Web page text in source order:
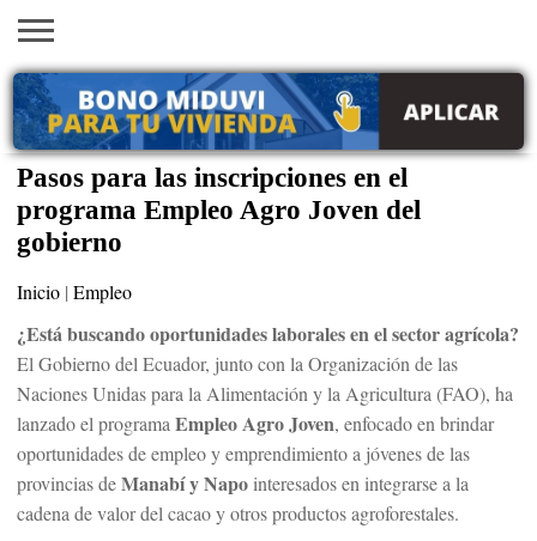
INICIO
AYUDAS
ECONÓMICAS
VACANTES
EN EEUU
SACA
TU
VISA
EMPLEOS
TRÁMITES
PRÉSTAMOS
CURSOS
HOGAR
BELLEZA
Pasos para las inscripciones en el
programa Empleo Agro Joven del
gobierno
Inicio | Empleo
¿Está buscando oportunidades laborales en el sector agrícola?
El Gobierno del Ecuador, junto con la Organización de las
Naciones Unidas para la Alimentación y la Agricultura (FAO), ha
lanzado el programa Empleo Agro Joven, enfocado en brindar
oportunidades de empleo y emprendimiento a jóvenes de las
provincias deManabí y Napo interesados en integrarse a la
cadena de valor del cacao y otros productos agroforestales.